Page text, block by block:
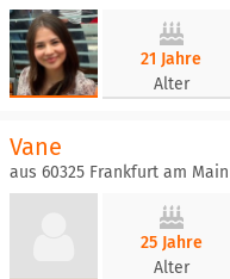
21 Jahre
Alter
Vane
aus 60325 Frankfurt am Main
25 Jahre
Alter